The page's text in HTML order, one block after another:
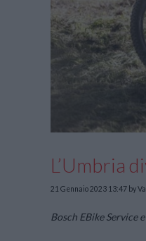
L’Umbria
21 Gennaio 2023 13:47 by
Bosch EBike Service